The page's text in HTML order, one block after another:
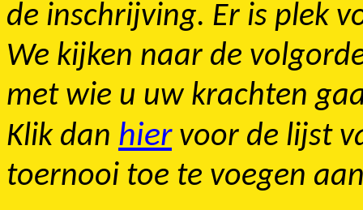
de inschrijving. Er is plek
We kijken naar de
met wie u uw krachten
Klik dan hiervoor de lijst
toernooi toe te voegen